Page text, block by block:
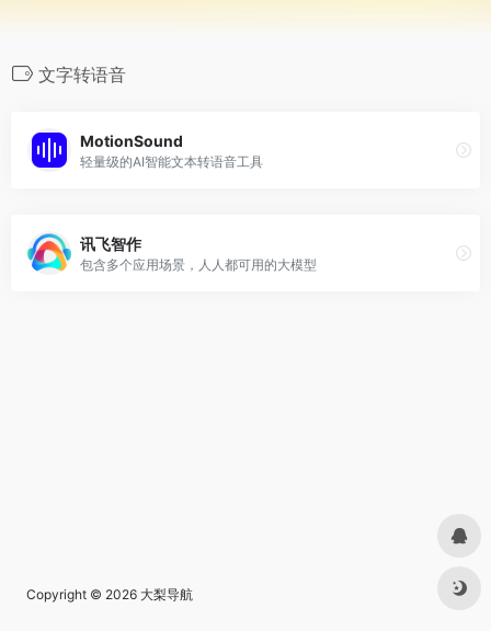
文字转语音
MotionSound
轻量级的AI智能文本转语音工具
讯飞智作
包含多个应用场景，人人都可用的大模型
Copyright © 2026 大梨导航